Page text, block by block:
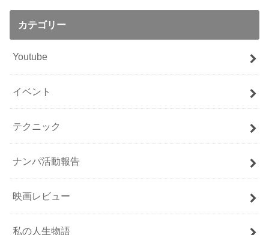
カテゴリー
Youtube
イベント
テクニック
ナンパ活動報告
映画レビュー
私の人生物語